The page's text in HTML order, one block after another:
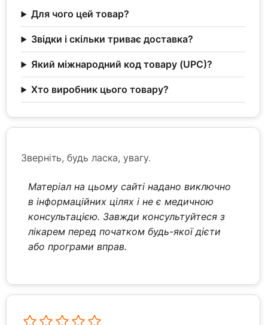
Для чого цей товар?
Звідки і скільки триває доставка?
Який міжнародний код товару (UPC)?
Хто виробник цього товару?
Зверніть, будь ласка, увагу.
Матеріал на цьому сайті надано виключно
в інформаційних цілях і не є медичною
консультацією. Завжди консультуйтеся з
лікарем перед початком будь-якої дієти
або програми вправ.